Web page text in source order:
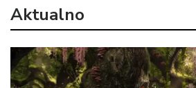
Aktualno